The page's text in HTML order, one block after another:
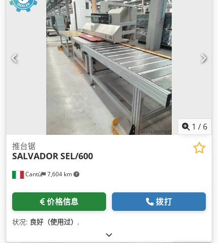
1 / 6
Cantù 7,604 km
推台锯
SALVADORSEL/600
价格信息 拨打
状况: 良好（使用过） ,